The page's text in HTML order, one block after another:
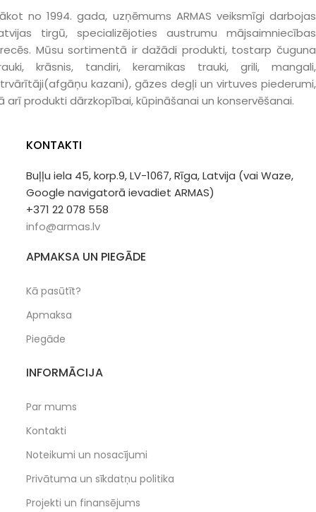
no 1994. gada, uzņēmums ARMAS veiksmīgi darbojas
tirgū, specializējoties austrumu mājsaimniecības
Mūsu sortimentā ir dažādi produkti, tostarp čuguna
krāsnis, tandiri, keramikas trauki, grili, mangali,
kazani), gāzes degļi un virtuves piederumi,
arī produkti dārzkopībai, kūpināšanai un konservēšanai.
KONTAKTI
Buļļu iela 45, korp.9, LV-1067, Rīga, Latvija (vai Waze,
Google navigatorā ievadiet ARMAS)
+371 22 078 558
info@armas.lv
APMAKSA UN PIEGĀDE
Kā pasūtīt?
Apmaksa
Piegāde
INFORMĀCIJA
Par mums
Kontakti
Noteikumi un nosacījumi
Privātuma un sīkdatņu politika
Projekti un finansējums